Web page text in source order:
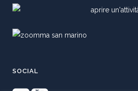
SOCIAL